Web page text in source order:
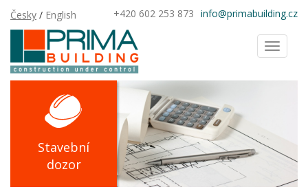
Česky / English info@primabuilding.cz
+420 602 253 873
Toggle
Stavební
dozor